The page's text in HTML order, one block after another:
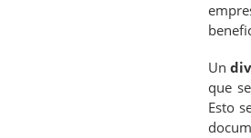
Un
que
Esto